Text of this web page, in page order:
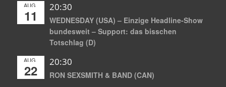
AUG.
11
20:30
WEDNESDAY (USA) – Einzige Headline-Show
bundesweit – Support: das bisschen
Totschlag (D)
AUG.
22
20:30
RON SEXSMITH & BAND (CAN)